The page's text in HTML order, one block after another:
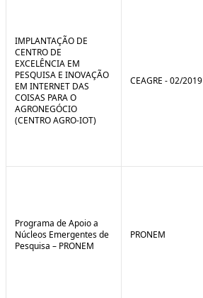
IMPLANTAÇÃO DE
CENTRO DE
EXCELÊNCIA EM
PESQUISA E INOVAÇÃO
EM INTERNET DAS
COISAS PARA O
AGRONEGÓCIO
(CENTRO AGRO-IOT)
CEAGRE - 02/2019
Programa de Apoio a
Núcleos Emergentes de
Pesquisa – PRONEM
PRONEM